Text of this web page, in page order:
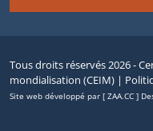
Tous droits réservés 2026 -
mondialisation (CEIM) |
Site web développé par [ ZAA.CC ]